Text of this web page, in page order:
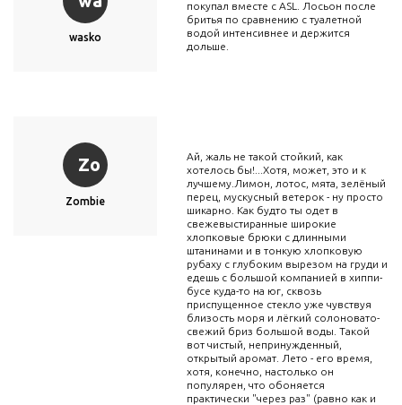
wasko
покупал вместе с ASL. Лосьон после
бритья по сравнению с туалетной
водой интенсивнее и держится
дольше.
Zo
Zombie
Ай, жаль не такой стойкий, как
хотелось бы!...Хотя, может, это и к
лучшему.Лимон, лотос, мята, зелёный
перец, мускусный ветерок - ну просто
шикарно. Как будто ты одет в
свежевыстиранные широкие
хлопковые брюки с длинными
штанинами и в тонкую хлопковую
рубаху с глубоким вырезом на груди и
едешь с большой компанией в хиппи-
бусе куда-то на юг, сквозь
приспущенное стекло уже чувствуя
близость моря и лёгкий солоновато-
свежий бриз большой воды. Такой
вот чистый, непринужденный,
открытый аромат. Лето - его время,
хотя, конечно, настолько он
популярен, что обоняется
практически "через раз" (равно как и